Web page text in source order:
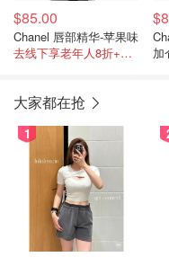
$85.00
Chanel 唇部精华-苹果味
去线下享老年人8折+满$100送30K积分
加
大家都在抢
1